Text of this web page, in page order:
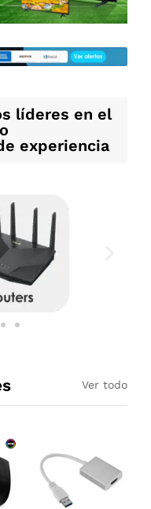
líderes en el
experiencia
Ver todo